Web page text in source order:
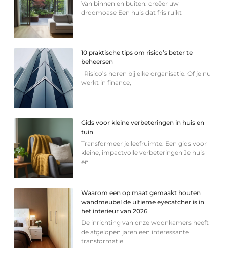
Van binnen en buiten: creëer uw
droomoase Een huis dat fris ruikt
10 praktische tips om risico’s beter te
beheersen
Risico’s horen bij elke organisatie. Of je nu
werkt in finance,
Gids voor kleine verbeteringen in huis en
tuin
Transformeer je leefruimte: Een gids voor
kleine, impactvolle verbeteringen Je huis
en
Waarom een op maat gemaakt houten
wandmeubel de ultieme eyecatcher is in
het interieur van 2026
De inrichting van onze woonkamers heeft
de afgelopen jaren een interessante
transformatie